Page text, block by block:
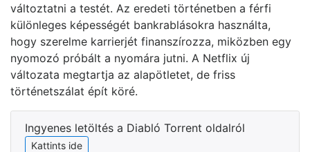
változtatni a testét. Az eredeti történetben a férfi
különleges képességét bankrablásokra használta,
hogy szerelme karrierjét finanszírozza, miközben egy
nyomozó próbált a nyomára jutni. A Netflix új
változata megtartja az alapötletet, de friss
történetszálat épít köré.
Ingyenes letöltés a Diabló Torrent oldalról
Kattints ide